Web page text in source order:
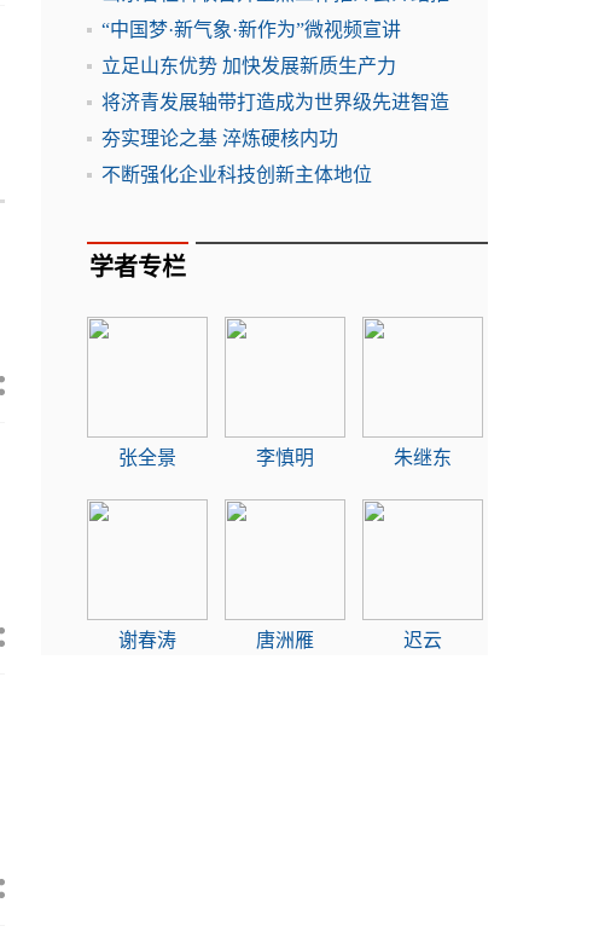
“中国梦·新气象·新作为”微视频宣讲
立足山东优势 加快发展新质生产力
将济青发展轴带打造成为世界级先进智造
夯实理论之基 淬炼硬核内功
不断强化企业科技创新主体地位
学者专栏
张全景 李慎明 朱继东
谢春涛 唐洲雁 迟云